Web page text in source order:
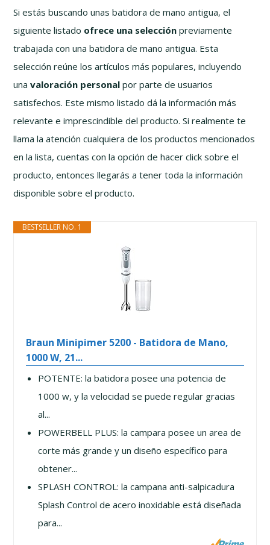
Si estás buscando unas batidora de mano antigua, el
siguiente listado ofrece una selección previamente
trabajada con una batidora de mano antigua. Esta
selección reúne los artículos más populares, incluyendo
unavaloración personal por parte de usuarios
satisfechos. Este mismo listado dá la información más
relevante e imprescindible del producto. Si realmente te
llama la atención cualquiera de los productos mencionados
en la lista, cuentas con la opción de hacer click sobre el
producto, entonces llegarás a tener toda la información
disponible sobre el producto.
BESTSELLER NO. 1
Braun Minipimer 5200 - Batidora de Mano,
1000 W, 21...
POTENTE: la batidora posee una potencia de
1000 w, y la velocidad se puede regular gracias
al...
POWERBELL PLUS: la campara posee un area de
corte más grande y un diseño específico para
obtener...
SPLASH CONTROL: la campana anti-salpicadura
Splash Control de acero inoxidable está diseñada
para...